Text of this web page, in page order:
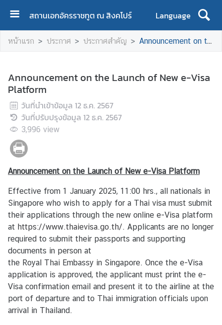
สถานเอกอัครราชทูต ณ สิงคโปร์
Language
ห
น้
ร
ก
เ
กี่
ย
ว
บ
อ
ท
ข่
า
ว
กิ
จ
ก
หน้าแรก ประกาศ ประกาศสำคัญ Announcement on the Launch of New e-Visa Platform
Announcement on the Launch of New e-Visa
Platform
วันที่นำเข้าข้อมูล 12 ธ.ค. 2567
วันที่ปรับปรุงข้อมูล 12 ธ.ค. 2567
3,996 view
Announcement on the Launch of New e-Visa Platform
Effective from 1 January 2025, 11:00 hrs., all nationals in
Singapore who wish to apply for a Thai visa must submit
their applications through the new online e-Visa platform
at https://www.thaievisa.go.th/. Applicants are no longer
required to submit their passports and supporting
documents in person at
the Royal Thai Embassy in Singapore. Once the e-Visa
application is approved, the applicant must print the e-
Visa confirmation email and present it to the airline at the
port of departure and to Thai immigration officials upon
arrival in Thailand.